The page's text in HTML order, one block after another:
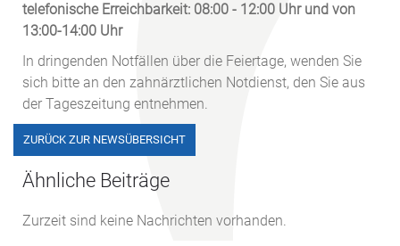
telefonische Erreichbarkeit: 08:00 - 12:00 Uhr und von
13:00-14:00 Uhr
In dringenden Notfällen über die Feiertage, wenden Sie
sich bitte an den zahnärztlichen Notdienst, den Sie aus
der Tageszeitung entnehmen.
ZURÜCK ZUR NEWSÜBERSICHT
Ähnliche Beiträge
Zurzeit sind keine Nachrichten vorhanden.